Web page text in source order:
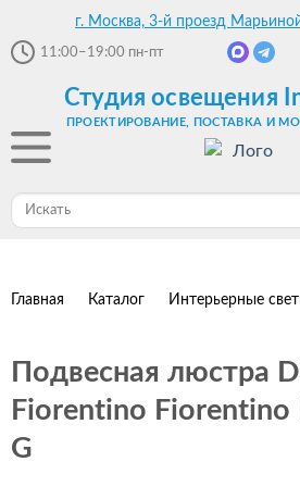
г. Москва, 3-й проезд
11:00–19:00 пн-пт
Студия освещения
ПРОЕКТИРОВАНИЕ, ПОСТАВКА И
Главная Каталог Интерьерные
Подвесная люстра
Fiorentino Fiorentino
G